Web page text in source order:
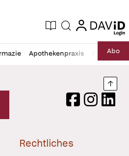
Zeitung
Aktuelle Ausgabe
Suche login
login
Apothekenpraxis RechtAbo
Logo
FacebookInstagram
Rechtliches